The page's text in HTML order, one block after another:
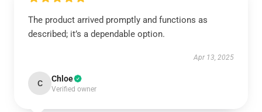
The product arrived promptly and functions as
described; it’s a dependable option.
Apr 13, 2025
C Chloe
Verified owner